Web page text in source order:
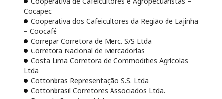
Cocapec
Cooperativa dos Cafeicultores da Região de Lajinha
– Coocafé
Correpar Corretora de Merc. S/S Ltda
Corretora Nacional de Mercadorias
Costa Lima Corretora de Commodities Agrícolas
Ltda
Cottonbras Representação S.S. Ltda
Cottonbrasil Corretores Associados Ltda.